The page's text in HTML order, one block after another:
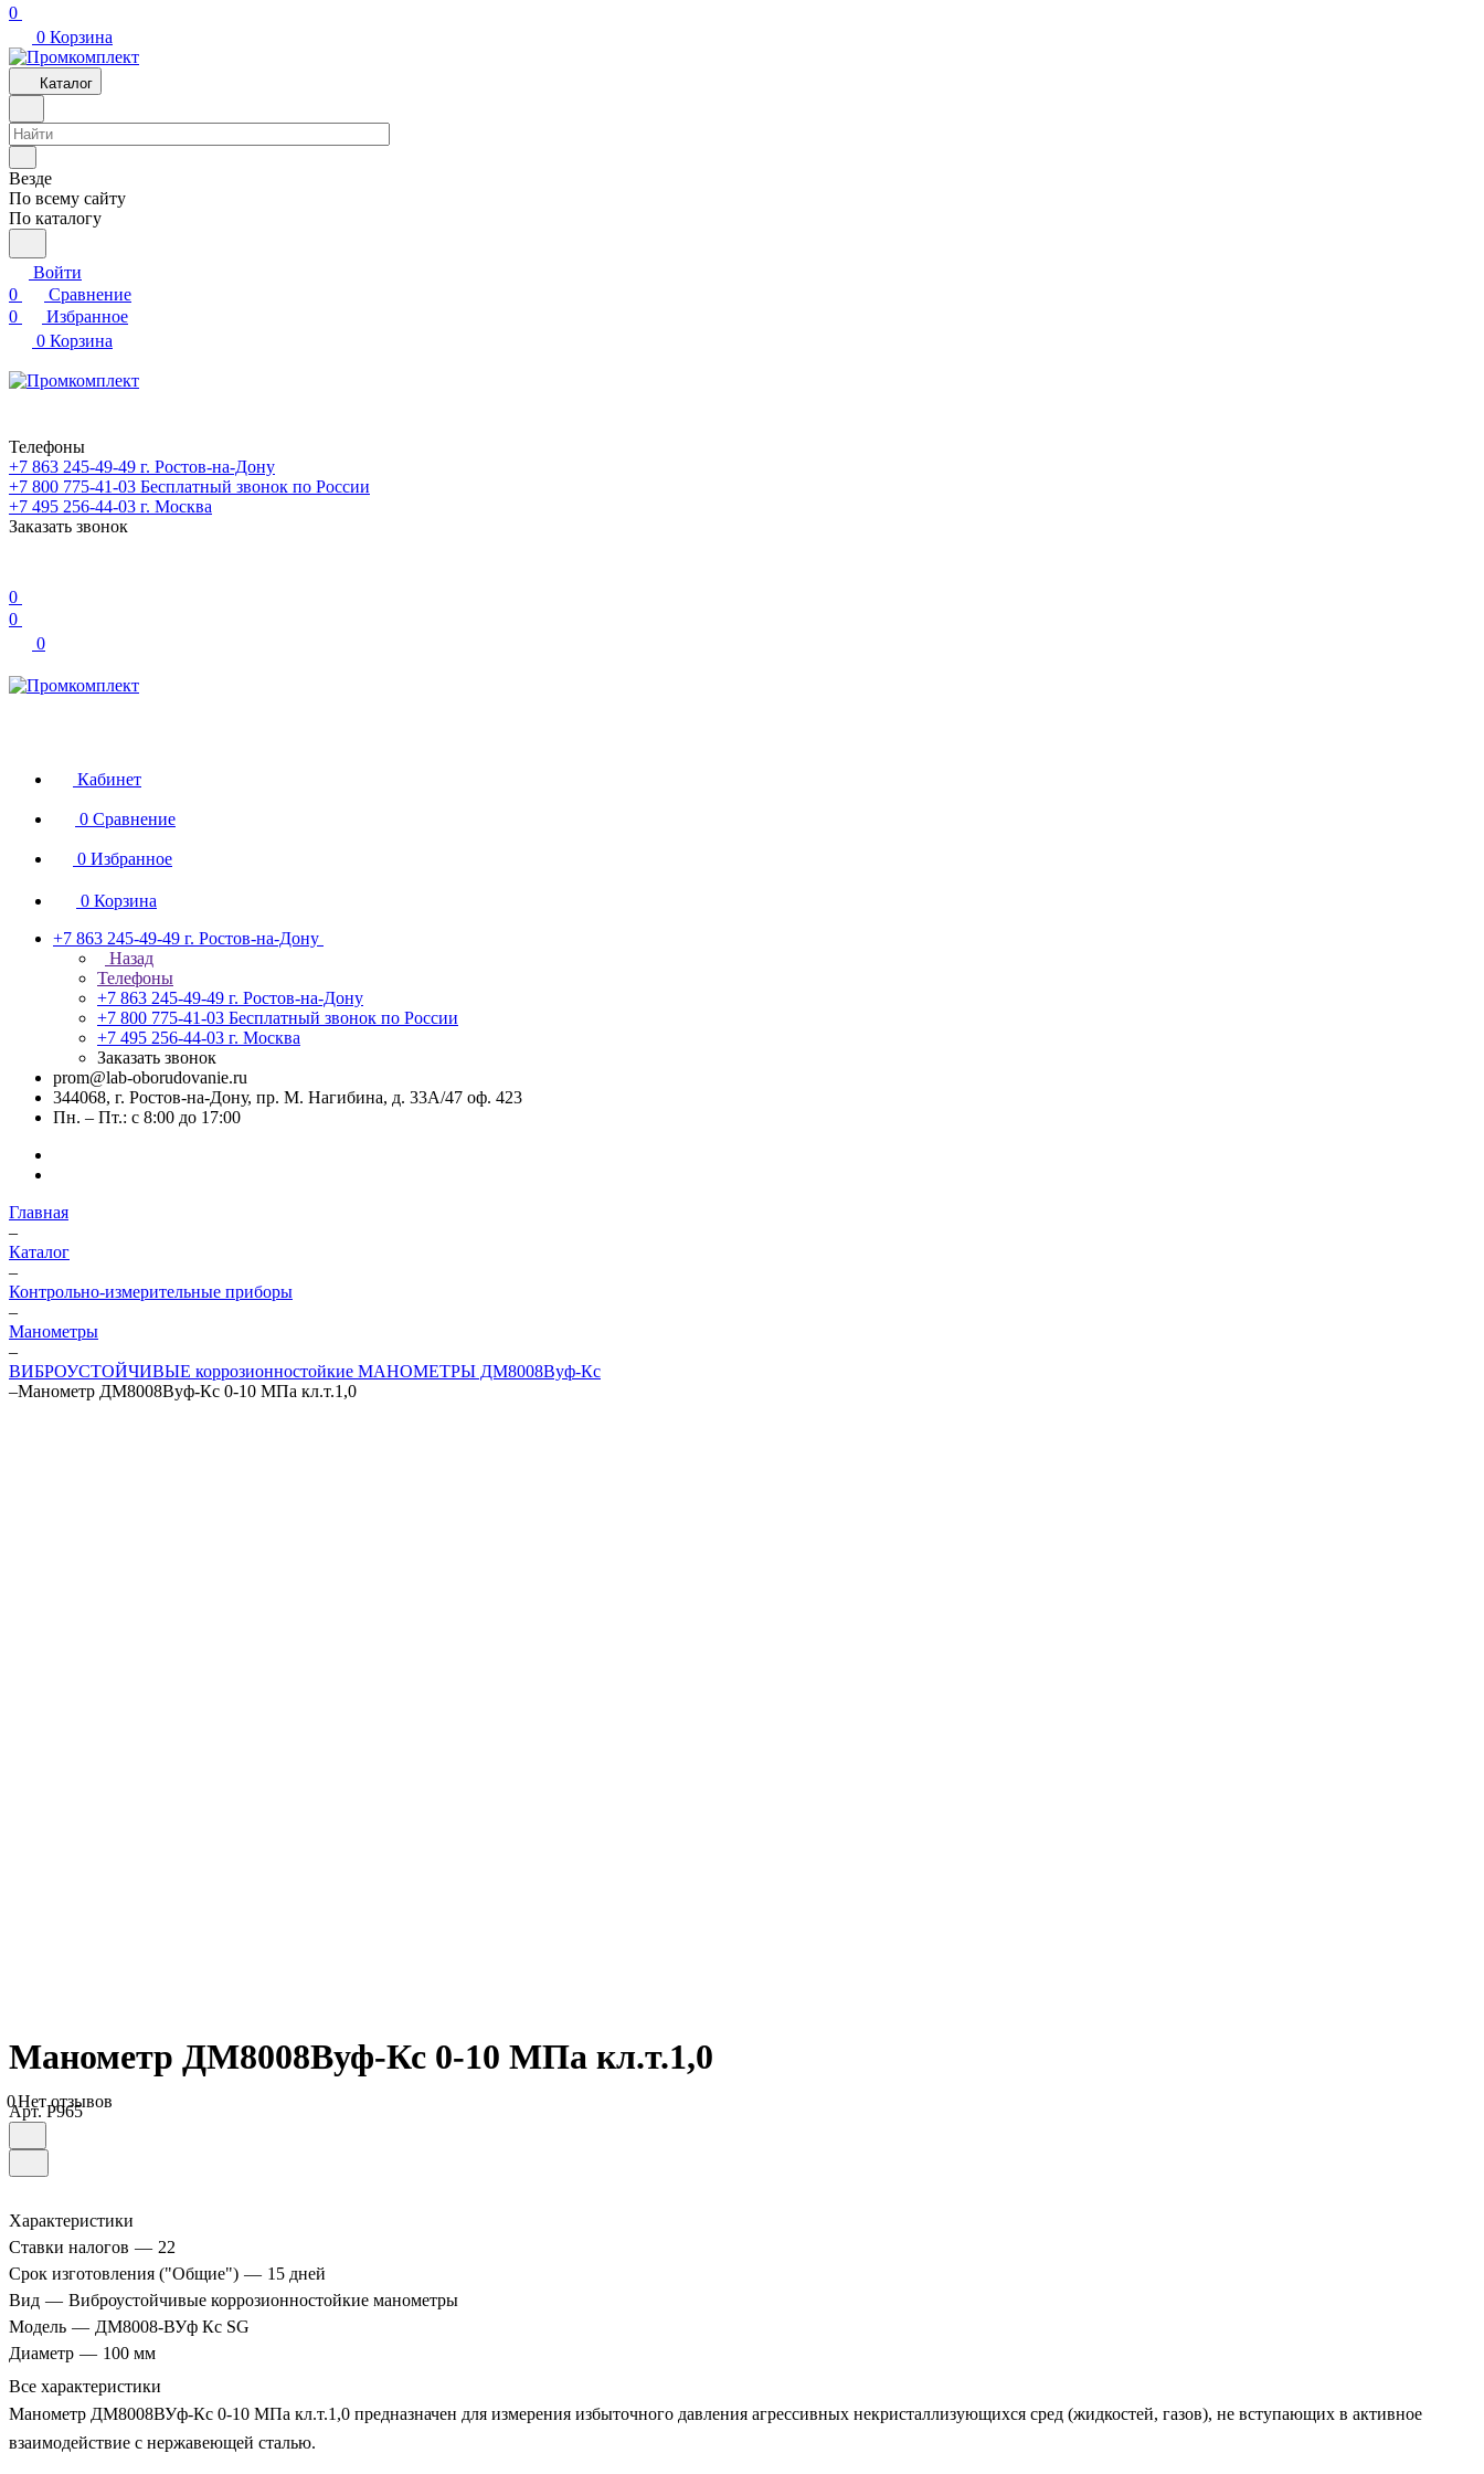
0
0 Корзина
Каталог
Везде
По всему сайту
По каталогу
Войти
0
Сравнение
0
Избранное
0 Корзина
Телефоны
+7 863 245-49-49 г. Ростов-на-Дону
+7 800 775-41-03 Бесплатный звонок по России
+7 495 256-44-03 г. Москва
Заказать звонок
0
0
0
Кабинет
0 Сравнение
0 Избранное
0 Корзина
+7 863 245-49-49 г. Ростов-на-Дону
Назад
Телефоны
+7 863 245-49-49 г. Ростов-на-Дону
+7 800 775-41-03 Бесплатный звонок по России
+7 495 256-44-03 г. Москва
Заказать звонок
prom@lab-oborudovanie.ru
344068, г. Ростов-на-Дону, пр. М. Нагибина, д. 33А/47 оф. 423
Пн. – Пт.: с 8:00 до 17:00
Главная
–
Каталог
–
Контрольно-измерительные приборы
–
Манометры
–
ВИБРОУСТОЙЧИВЫЕ коррозионностойкие МАНОМЕТРЫ ДМ8008Вуф-Кс
–Манометр ДМ8008Вуф-Кс 0-10 МПа кл.т.1,0
Манометр ДМ8008Вуф-Кс 0-10 МПа кл.т.1,0
0Нет отзывов
Арт.P965
Характеристики
Ставки налогов — 22
Срок изготовления ("Общие") — 15 дней
Вид — Виброустойчивые коррозионностойкие манометры
Модель — ДМ8008-ВУф Кс SG
Диаметр — 100 мм
Все характеристики
Манометр ДМ8008ВУф-Кс 0-10 МПа кл.т.1,0 предназначен для измерения избыточного давления агрессивных некристаллизующихся сред (жидкостей, газов), не вступающих в активное
взаимодействие с нержавеющей сталью.